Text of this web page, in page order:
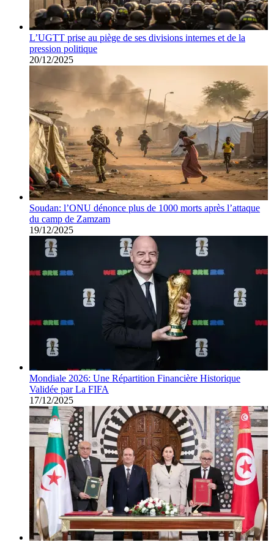
L’UGTT prise au piège de ses divisions internes et de la
pression politique
20/12/2025
Soudan: l’ONU dénonce plus de 1000 morts après l’attaque
du camp de Zamzam
19/12/2025
Mondiale 2026: Une Répartition Financière Historique
Validée par La FIFA
17/12/2025